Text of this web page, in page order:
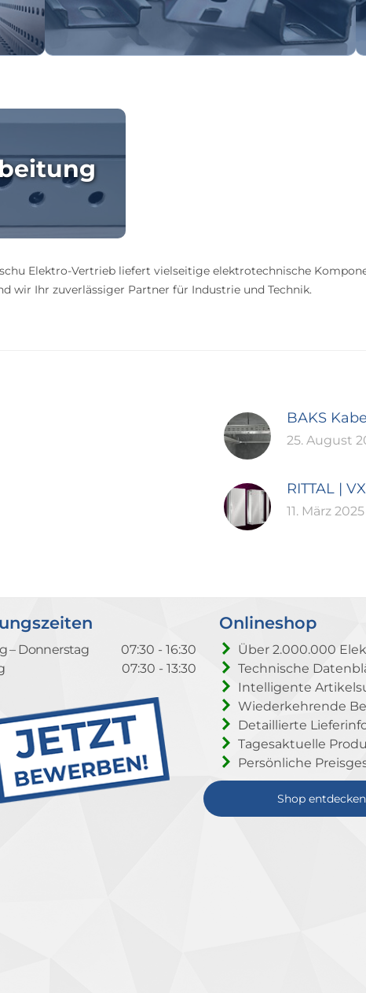
Elektro-Vertrieb liefert vielseitige elektrotechnische
wir Ihr zuverlässiger Partner für Industrie und Technik.
BAKS
25. August
RITTAL |
11. März 2025
– Donnerstag
07:30 - 16:30
07:30 - 13:30
Onlineshop
Über 2.000.000
Technische
Intelligente
Wiederkehrende
Detaillierte
Tagesaktuelle
Persönliche
Shop entdecken